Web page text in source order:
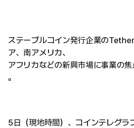
ステーブルコイン発行企業の
ア、南アメリカ、
アフリカなどの新興市場に事業の
。
5日（現地時間）、コインテレグラ